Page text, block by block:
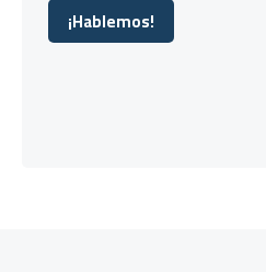
¡Hablemos!
¡Hablemos!